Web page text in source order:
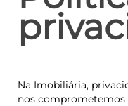
Na Imobiliária,
nos comprometemos